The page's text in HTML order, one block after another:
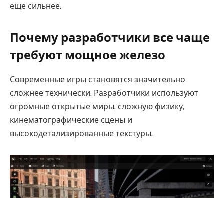
еще сильнее.
Почему разработчики все чаще
требуют мощное железо
Современные игры становятся значительно
сложнее технически. Разработчики используют
огромные открытые миры, сложную физику,
кинематографические сцены и
высокодетализированные текстуры.